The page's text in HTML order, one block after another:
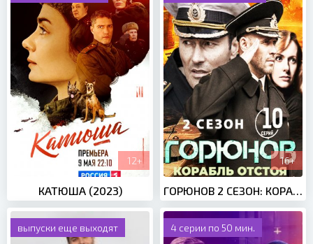
12+
КАТЮША (2023)
16+
ГОРЮНОВ 2 СЕЗОН: КОРАБЛЬ ОТСТОЯ (2021)
выпуски еще выходят 4 серии по 50 мин.